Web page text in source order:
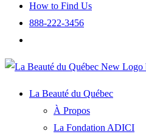
How to Find Us
888-222-3456
La Beauté du Québec
À Propos
La Fondation ADICI